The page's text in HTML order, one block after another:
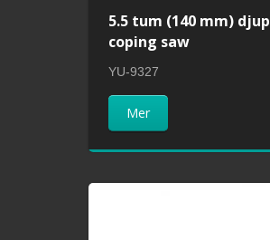
5.5 tum (140 mm) djup
coping saw
YU-9327
Mer